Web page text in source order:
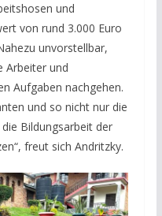
und
von rund 3.000 Euro
unvorstellbar,
Arbeiter und
Aufgaben nachgehen.
und so nicht nur die
Bildungsarbeit der
freut sich Andritzky.